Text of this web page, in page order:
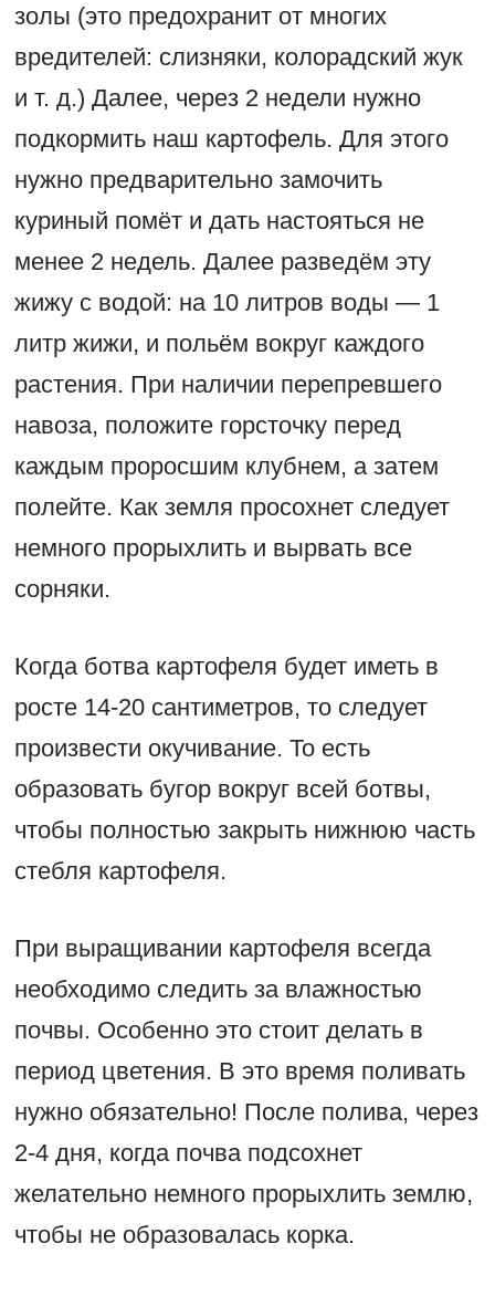
золы (это предохранит от многих
вредителей: слизняки, колорадский жук
и т. д.) Далее, через 2 недели нужно
подкормить наш картофель. Для этого
нужно предварительно замочить
куриный помёт и дать настояться не
менее 2 недель. Далее разведём эту
жижу с водой: на 10 литров воды — 1
литр жижи, и польём вокруг каждого
растения. При наличии перепревшего
навоза, положите горсточку перед
каждым проросшим клубнем, а затем
полейте. Как земля просохнет следует
немного прорыхлить и вырвать все
сорняки.
Когда ботва картофеля будет иметь в
росте 14-20 сантиметров, то следует
произвести окучивание. То есть
образовать бугор вокруг всей ботвы,
чтобы полностью закрыть нижнюю часть
стебля картофеля.
При выращивании картофеля всегда
необходимо следить за влажностью
почвы. Особенно это стоит делать в
период цветения. В это время поливать
нужно обязательно! После полива, через
2-4 дня, когда почва подсохнет
желательно немного прорыхлить землю,
чтобы не образовалась корка.